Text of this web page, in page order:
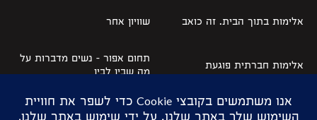
אלימות בתוך הבית. זה כואב
אלימות חברתית פוגעת
ולא אבה לשמוע בקולה
שוויון אחר
תחום אפור – נשים מדברות על
מה שבין לבין